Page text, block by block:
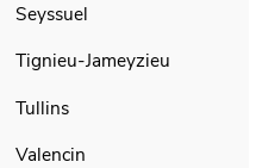
Seyssuel
Tignieu-Jameyzieu
Tullins
Valencin